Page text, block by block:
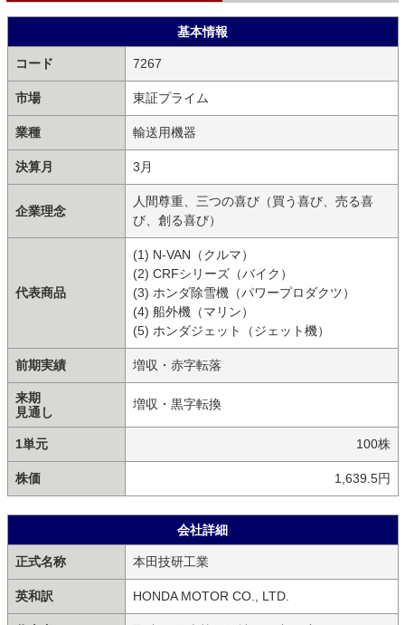
基本情報
コード 7267
市場 東証プライム
業種 輸送用機器
決算月 3月
企業理念
人間尊重、三つの喜び（買う喜び、売る喜
び、創る喜び）
代表商品
(1) N-VAN（クルマ）
(2) CRFシリーズ（バイク）
(3) ホンダ除雪機（パワープロダクツ）
(4) 船外機（マリン）
(5) ホンダジェット（ジェット機）
前期実績 増収・赤字転落
来期
見通し
増収・黒字転換
1単元 100株
株価 1,639.5円
会社詳細
正式名称 本田技研工業
英和訳 HONDA MOTOR CO., LTD.